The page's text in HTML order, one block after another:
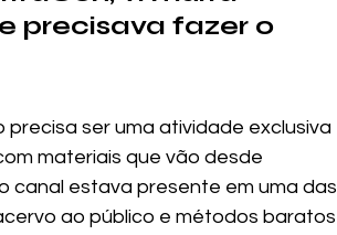
precisava fazer o
ser uma atividade exclusiva
materiais que vão desde
canal estava presente em uma das
ao público e métodos baratos